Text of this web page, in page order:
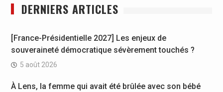
DERNIERS ARTICLES
[France-Présidentielle 2027] Les enjeux de
souveraineté démocratique sévèrement touchés ?
5 août 2026
À Lens, la femme qui avait été brûlée avec son bébé